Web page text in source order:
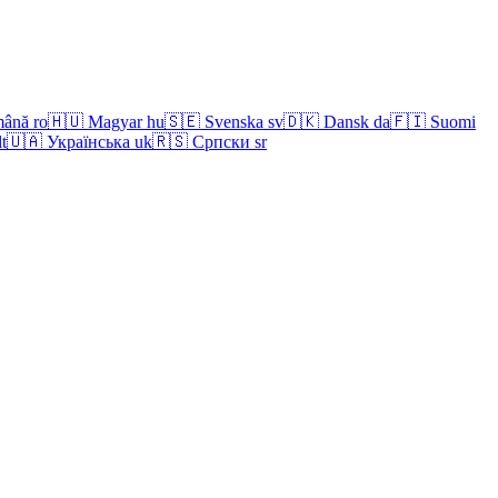
ro🇭🇺 Magyar hu🇸🇪 Svenska sv🇩🇰 Dansk da🇫🇮 Suomi
🇺🇦 Українська uk🇷🇸 Српски sr